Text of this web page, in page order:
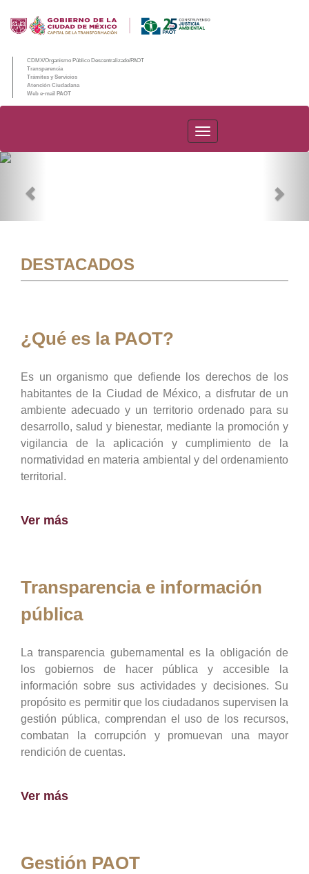
CDMX/Organismo Público Descentralizado/PAOT
Transparencia
Trámites y Servicios
Atención Ciudadana
Web e-mail PAOT
PAOT
DESTACADOS
¿Qué es la PAOT?
Es un organismo que defiende los derechos de los
habitantes de la Ciudad de México, a disfrutar de un
ambiente adecuado y un territorio ordenado para su
desarrollo, salud y bienestar, mediante la promoción y
vigilancia de la aplicación y cumplimiento de la
normatividad en materia ambiental y del ordenamiento
territorial.
Ver más
Transparencia e información
pública
La transparencia gubernamental es la obligación de
los gobiernos de hacer pública y accesible la
información sobre sus actividades y decisiones. Su
propósito es permitir que los ciudadanos supervisen la
gestión pública, comprendan el uso de los recursos,
combatan la corrupción y promuevan una mayor
rendición de cuentas.
Ver más
Gestión PAOT